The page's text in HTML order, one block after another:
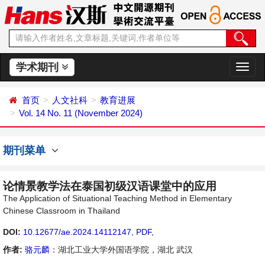
学术期刊
切
换
首页 人文社科
教育进展
Vol. 14 No. 11 (November 2024)
期刊菜单
论情景教学法在泰国初级汉语课堂中的应用
The Application of Situational Teaching Method in Elementary
Chinese Classroom in Thailand
DOI: 10.12677/ae.2024.14112147 PDF,
作者: 骆元麟 ：湖北工业大学外国语学院，湖北 武汉